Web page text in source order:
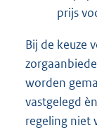
prijs
Bij de keuze
worden
vastgelegd
regeling niet